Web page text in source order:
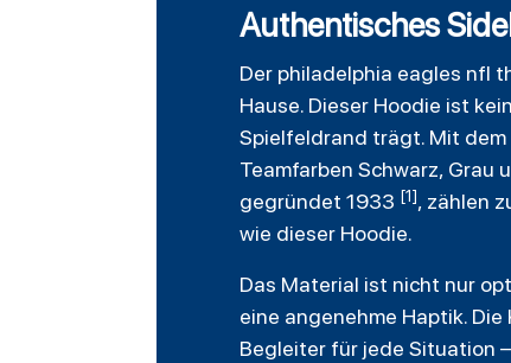
Authentisches
Der philadelphia eagles nfl
Hause. Dieser Hoodie ist
Spielfeldrand trägt. Mit dem
Teamfarben Schwarz, Grau
gegründet 1933 [1], zählen
wie dieser Hoodie.
Das Material ist nicht nur
eine angenehme Haptik.
Begleiter für jede Situation